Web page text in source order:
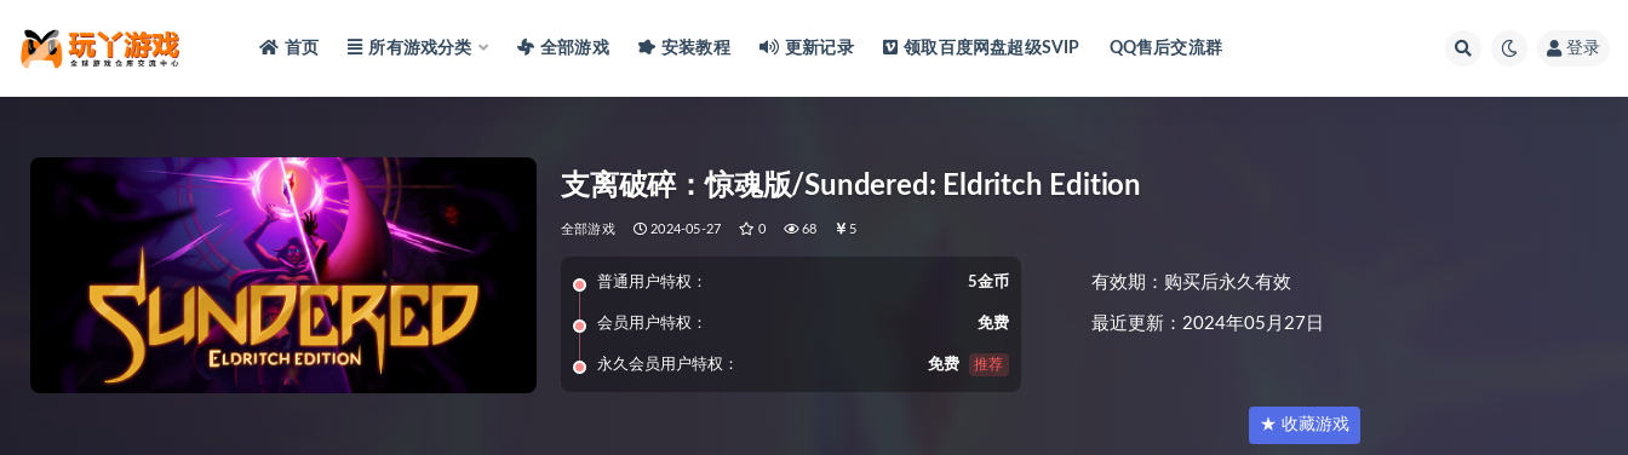
首页 所有游戏分类 全部游戏 安装教程 更新记录 领取百度网盘超级SVIP QQ售后交流群 登录
支离破碎：惊魂版/Sundered: Eldritch Edition
全部游戏 2024-05-27 0 68 5
普通用户特权： 5金币
会员用户特权： 免费
永久会员用户特权： 免费 推荐
有效期：购买后永久有效
最近更新：2024年05月27日
★ 收藏游戏